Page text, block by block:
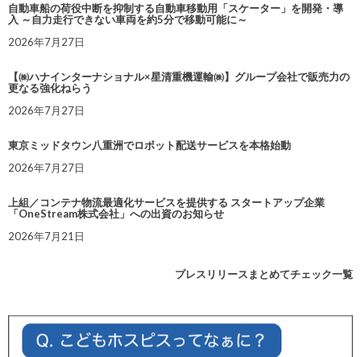
自動車船の荷役中断を抑制する自動車移動用「スケーター」を開発・導
入 ～自力走行できない車両を約5分で移動可能に～
2026年7月27日
【㈱ハナインターナショナル×星清重機運輸㈱】グループ会社で販売力の
更なる強化ねらう
2026年7月27日
東京ミッドタウン八重洲でロボット配送サービスを本格始動
2026年7月27日
上組／コンテナ物流最適化サービスを提供する スタートアップ企業
「OneStream株式会社」への出資のお知らせ
2026年7月21日
プレスリリースまとめてチェック一覧